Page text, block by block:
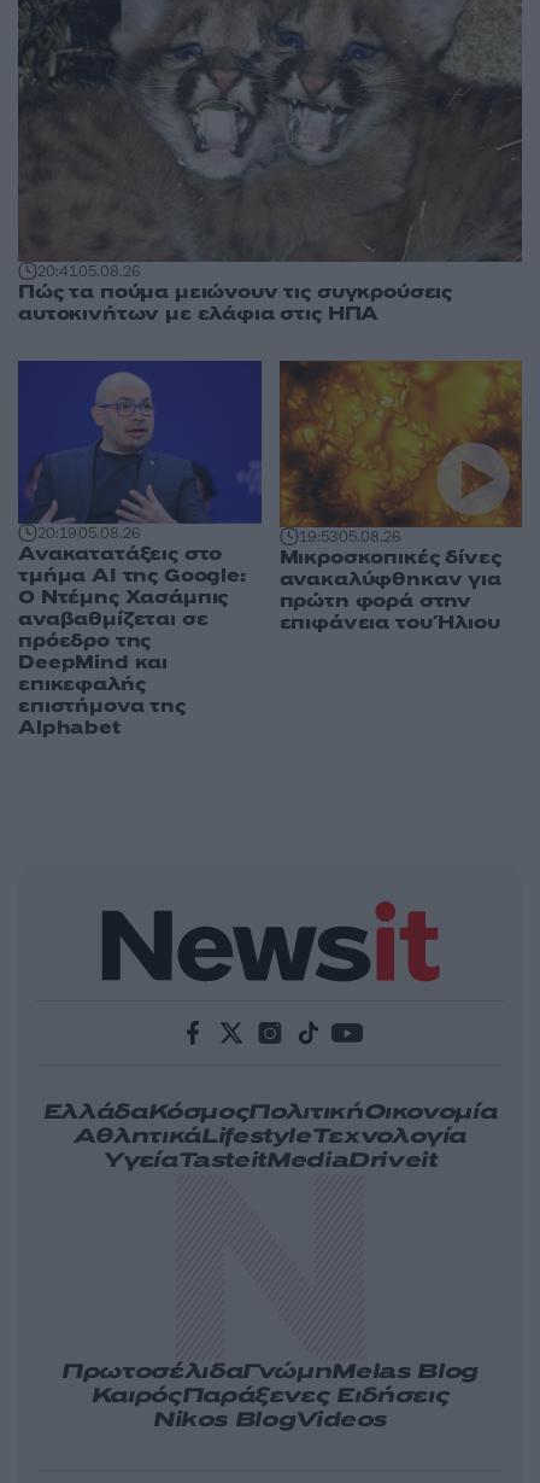
20:4105.08.26
Πώς τα πούμα μειώνουν τις συγκρούσεις
αυτοκινήτων με ελάφια στις ΗΠΑ
20:1905.08.26
Ανακατατάξεις στο
τμήμα AI της Google:
Ο Ντέμης Χασάμπις
αναβαθμίζεται σε
πρόεδρο της
DeepMind και
επικεφαλής
επιστήμονα της
Alphabet
19:5305.08.26
Μικροσκοπικές δίνες
ανακαλύφθηκαν για
πρώτη φορά στην
επιφάνεια του Ήλιου
ΕλλάδαΚόσμοςΠολιτικήΟικονομία
ΑθλητικάLifestyleΤεχνολογία
ΥγείαTasteitMediaDriveit
ΠρωτοσέλιδαΓνώμηMelas Blog
ΚαιρόςΠαράξενες Ειδήσεις
Nikos BlogVideos